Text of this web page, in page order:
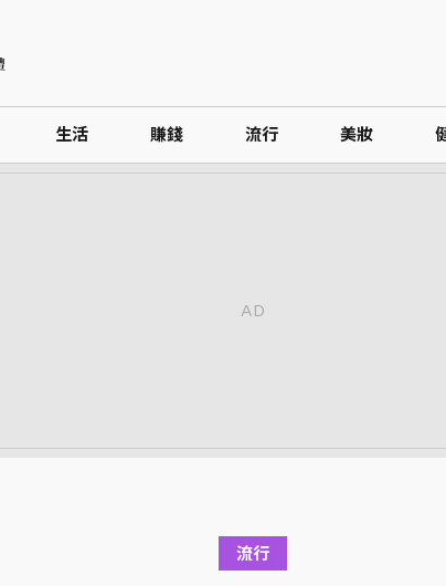
生活 賺錢 流行 美妝
流行